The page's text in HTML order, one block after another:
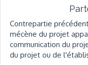
Contrepartie
mécène du projet
communication du
du projet ou de